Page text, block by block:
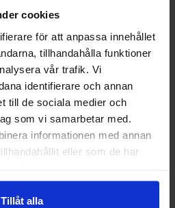
cookies
för att anpassa innehållet
tillhandahålla funktioner
vår trafik. Vi
identifierare och annan
till de sociala medier och
som vi samarbetar med.
informationen med annan
eller som de har
Tillåt alla